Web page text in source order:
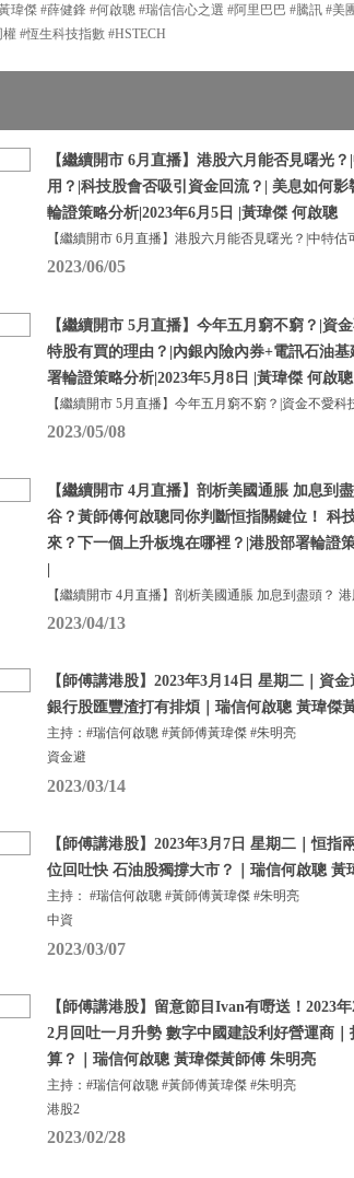
瑋傑 #薛健鋒 #何啟聰 #瑞信信心之選 #阿里巴巴 #騰訊 #美
#恆生科技指數 #HSTECH
【繼續開市 6月直播】港股六月能否見曙光
用？|科技股會否吸引資金回流？| 美息如何
輪證策略分析|2023年6月5日 |黃瑋傑 何啟聰
【繼續開市 6月直播】港股六月能否見曙光？|中特估
2023/06/05
【繼續開市 5月直播】今年五月窮不窮？|資
特股有買的理由？|內銀內險內券+電訊石油
署輪證策略分析|2023年5月8日 |黃瑋傑 何啟聰
【繼續開市 5月直播】今年五月窮不窮？|資金不愛科
2023/05/08
【繼續開市 4月直播】剖析美國通脹 加息到
谷？黃師傅何啟聰同你判斷恒指關鍵位！ 科
來？下一個上升板塊在哪裡？|港股部署輪證
|
【繼續開市 4月直播】剖析美國通脹 加息到盡頭？
2023/04/13
【師傅講港股】2023年3月14日 星期二｜資
銀行股匯豐渣打有排煩｜瑞信何啟聰 黃瑋傑
主持：#瑞信何啟聰 #黃師傅黃瑋傑 #朱明亮
資金避
2023/03/14
【師傅講港股】2023年3月7日 星期二｜恒指
位回吐快 石油股獨撐大市？｜瑞信何啟聰 黃
主持： #瑞信何啟聰 #黃師傅黃瑋傑 #朱明亮
中資
2023/03/07
【師傅講港股】留意節目Ivan有嘢送！2023
2月回吐一月升勢 數字中國建設利好營運商
算？｜瑞信何啟聰 黃瑋傑黃師傅 朱明亮
主持：#瑞信何啟聰 #黃師傅黃瑋傑 #朱明亮
港股2
2023/02/28